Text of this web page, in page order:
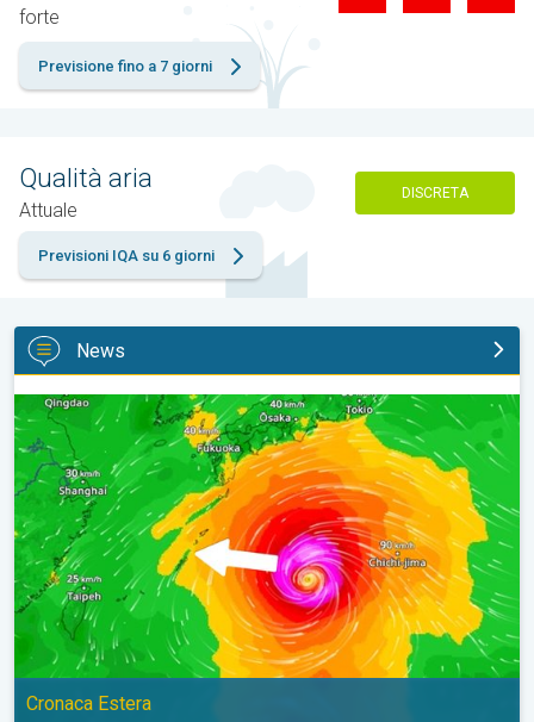
forte
Previsione fino a 7 giorni
Qualità aria
Attuale
DISCRETA
Previsioni IQA su 6 giorni
News
Tifone verso il Giappone. Cronaca Estera. . .
Cronaca Estera